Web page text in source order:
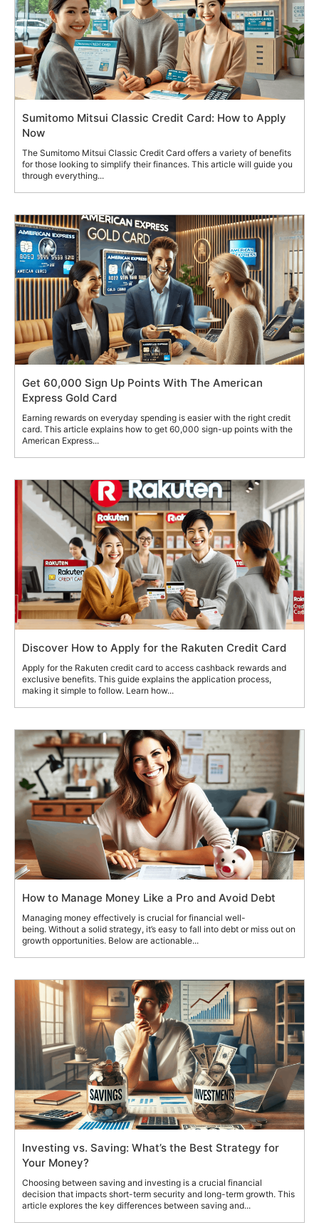
Sumitomo Mitsui Classic Credit Card: How to Apply
Now
The Sumitomo Mitsui Classic Credit Card offers a variety of benefits
for those looking to simplify their finances. This article will guide you
through everything...
Get 60,000 Sign Up Points With The American
Express Gold Card
Earning rewards on everyday spending is easier with the right credit
card. This article explains how to get 60,000 sign-up points with the
American Express...
Discover How to Apply for the Rakuten Credit Card
Apply for the Rakuten credit card to access cashback rewards and
exclusive benefits. This guide explains the application process,
making it simple to follow. Learn how...
How to Manage Money Like a Pro and Avoid Debt
Managing money effectively is crucial for financial well-
being. Without a solid strategy, it’s easy to fall into debt or miss out on
growth opportunities. Below are actionable...
Investing vs. Saving: What’s the Best Strategy for
Your Money?
Choosing between saving and investing is a crucial financial
decision that impacts short-term security and long-term growth. This
article explores the key differences between saving and...